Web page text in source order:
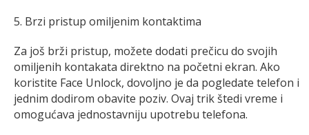
5. Brzi pristup omiljenim kontaktima
Za još brži pristup, možete dodati prečicu do svojih
omiljenih kontakata direktno na početni ekran. Ako
koristite Face Unlock, dovoljno je da pogledate telefon i
jednim dodirom obavite poziv. Ovaj trik štedi vreme i
omogućava jednostavniju upotrebu telefona.